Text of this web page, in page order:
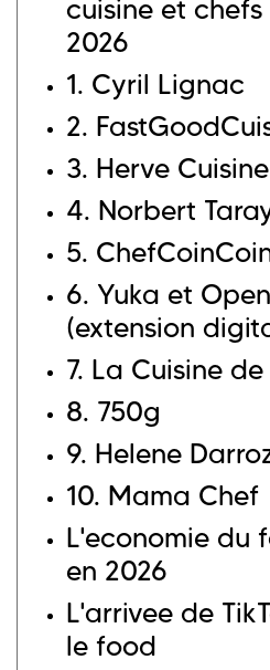
cuisine et chefs
2026
1. Cyril Lignac
2.
3. Herve Cuisine
4. Norbert
5.
6. Yuka et
(extension
7. La Cuisine
8. 750g
9. Helene
10. Mama Chef
L'economie du
en 2026
L'arrivee de
le food